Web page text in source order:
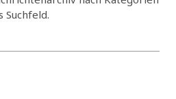
Suchfeld.